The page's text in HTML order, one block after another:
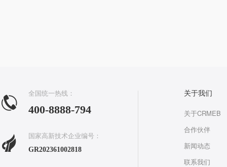
全国统一热线：
400-8888-794
国家高新技术企业编号：
GR202361002818
关于我们
关于CRMEB
合作伙伴
新闻动态
联系我们